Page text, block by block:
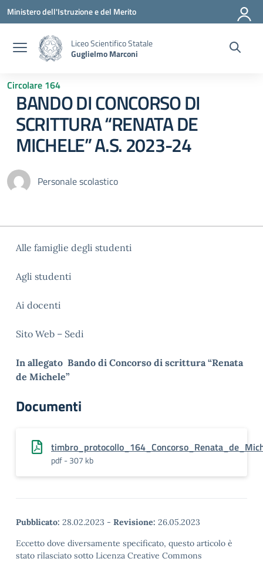
Vai ai contenuti
Vai al menu di navigazione
Vai al footer
Ministero dell'Istruzione e del Merito
Liceo Scientifico Statale
Guglielmo Marconi
Circolare 164
BANDO DI CONCORSO DI
SCRITTURA “RENATA DE
MICHELE” A.S. 2023-24
Personale scolastico
Alle famiglie degli studenti
Agli studenti
Ai docenti
Sito Web – Sedi
In allegato Bando di Concorso di scrittura “Renata
de Michele”
Documenti
pdf - 307 kb
Pubblicato: 28.02.2023 - Revisione: 26.05.2023
Eccetto dove diversamente specificato, questo articolo è
stato rilasciato sotto Licenza Creative Commons